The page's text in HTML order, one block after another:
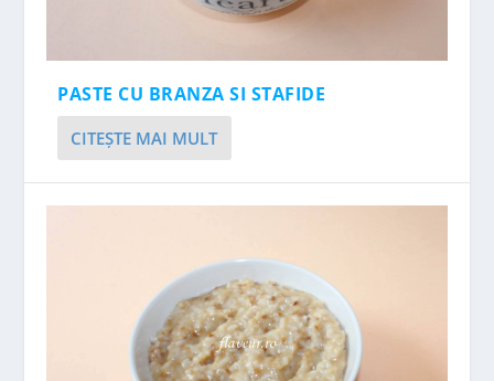
PASTE CU BRANZA SI STAFIDE
CITEŞTE MAI MULT